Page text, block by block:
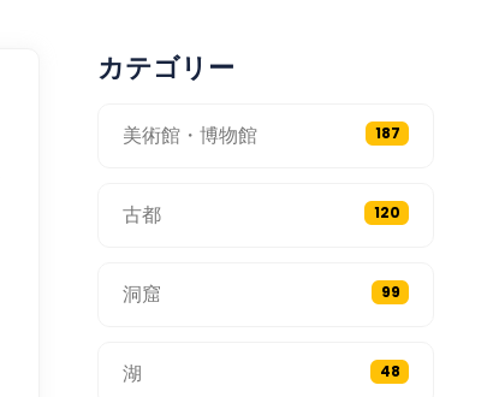
カテゴリー
美術館・博物館 187
古都 120
洞窟 99
湖 48